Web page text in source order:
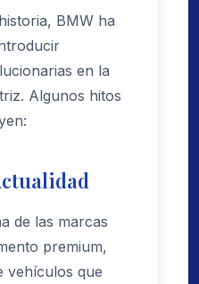
BMW ha
en la
Algunos hitos
de las marcas
premium,
vehículos que